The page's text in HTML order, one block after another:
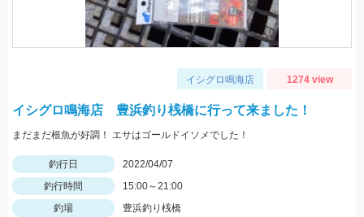
イシグロ鳴海店 1274 view
イシグロ鳴海店 豊浜釣り桟橋に行って来ました！
まだまだ根魚が好調！ エサはゴールドイソメでした！
釣行日
2022/04/07
釣行時間
15:00～21:00
釣場
豊浜釣り桟橋